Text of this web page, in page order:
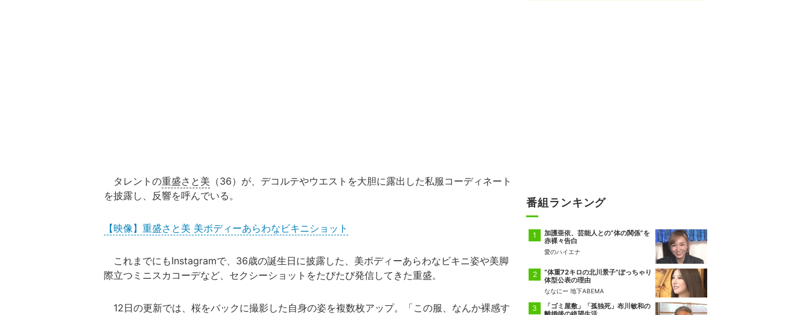
タレントの重盛さと美 （36）が、デコルテやウエストを大胆に露出した私服コーディネート
を披露し、反響を呼んでいる。
【映像】重盛さと美 美ボディーあらわなビキニショット
これまでにもInstagramで、36歳の誕生日に披露した、美ボディーあらわなビキニ姿や美脚
際立つミニスカコーデなど、セクシーショットをたびたび発信してきた重盛。
12日の更新では、桜をバックに撮影した自身の姿を複数枚アップ。「この服、なんか裸感す
番組ランキング
加護亜依、芸能人との“体の関係”を
赤裸々告白
愛のハイエナ
“体重72キロの北川景子”ぽっちゃり
体型公表の理由
ななにー 地下ABEMA
「ゴミ屋敷」「孤独死」布川敏和の